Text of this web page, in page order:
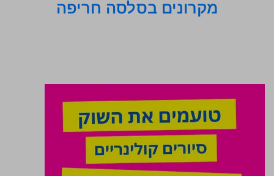
מקרונים בסלסה חריפה